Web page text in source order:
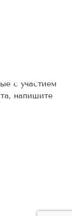
с участием
напишите